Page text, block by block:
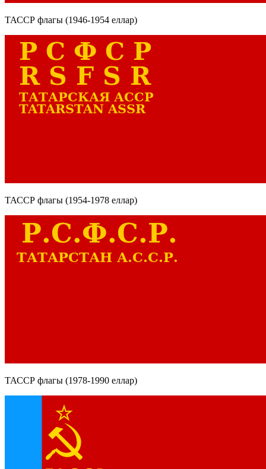
ТАССР флагы (1946-1954 еллар)
ТАССР флагы (1954-1978 еллар)
ТАССР флагы (1978-1990 еллар)